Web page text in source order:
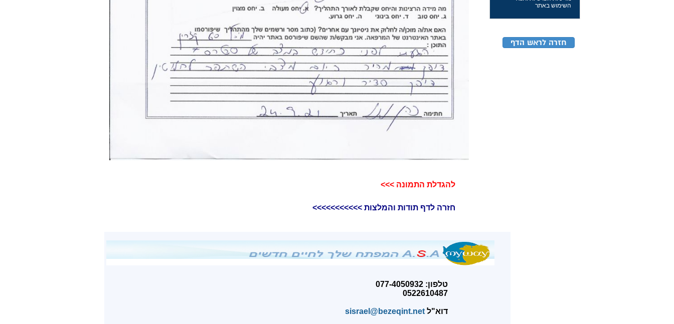
השימוש באתר
חזרה לראש הדף
חזרה לדף תודות והמלצות >>>>>>>>>>>
להגדלת התמונה >>>​
טלפון: 077-4050932
0522610487
דוא"ל sisrael@bezeqint.net